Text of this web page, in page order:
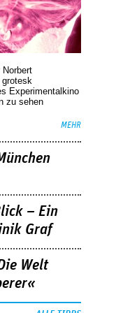
Experimentalkino
zu sehen
MEHR
– Ein
Graf
Welt